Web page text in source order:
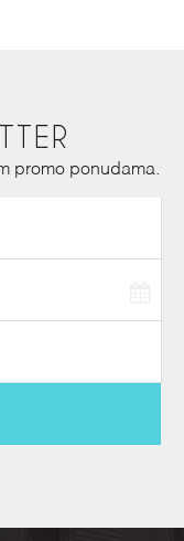
promo ponudama.